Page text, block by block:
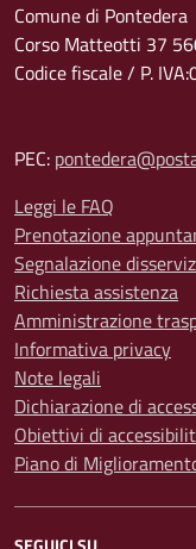
Comune di Pontedera
Corso Matteotti 37
Codice fiscale / P.
PEC:
Leggi le FAQ
Prenotazione
Segnalazione
Richiesta assistenza
Amministrazione
Informativa privacy
Note legali
Dichiarazione di
Obiettivi di
Piano di